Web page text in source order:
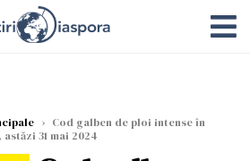
› Cod galben de ploi intense în
31 mai 2024